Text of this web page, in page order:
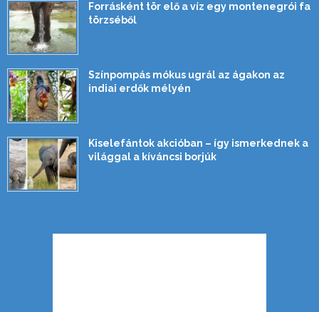
Forrásként tör elő a víz egy montenegrói fa
törzséből
Színpompás mókus ugrál az ágakon az
indiai erdők mélyén
Kiselefántok akcióban – így ismerkednek a
világgal a kíváncsi borjúk